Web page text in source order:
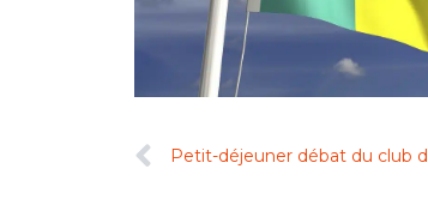
Petit-déjeuner débat du club